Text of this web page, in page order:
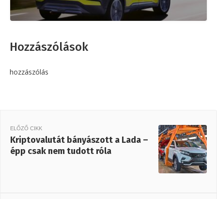
Hozzászólások
hozzászólás
ELŐZŐ CIKK
Kriptovalutát bányászott a Lada –
épp csak nem tudott róla